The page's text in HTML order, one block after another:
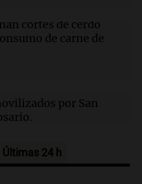
pausa en la
en el caso contra la
graves acusaciones
cortes de cerdo
de carne de
por San
inusual nevada en
Últimas 24 h